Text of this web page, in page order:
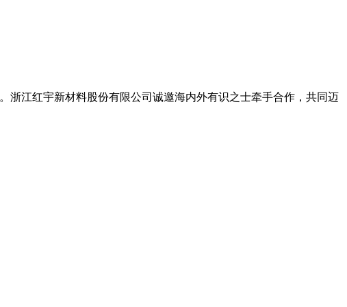
浙江红宇新材料股份有限公司诚邀海内外有识之士牵手合作，共同迈